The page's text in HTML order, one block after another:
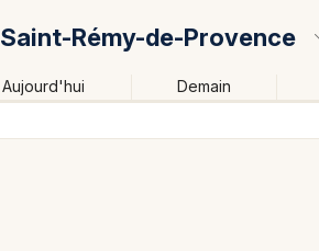
Saint-Rémy-de-Provence
Aujourd'hui Demain